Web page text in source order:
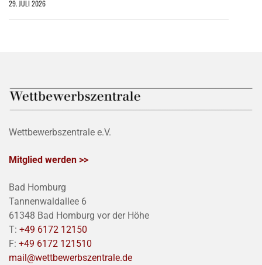
29. JULI 2026
Wettbewerbszentrale e.V.
Mitglied werden >>
Bad Homburg
Tannenwaldallee 6
61348 Bad Homburg vor der Höhe
T: +49 6172 12150
F: +49 6172 121510
mail@wettbewerbszentrale.de